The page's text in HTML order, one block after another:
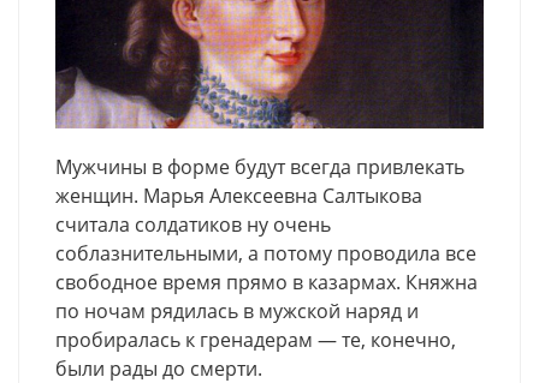
Мужчины в форме будут всегда привлекать
женщин. Марья Алексеевна Салтыкова
считала солдатиков ну очень
соблазнительными, а потому проводила все
свободное время прямо в казармах. Княжна
по ночам рядилась в мужской наряд и
пробиралась к гренадерам — те, конечно,
были рады до смерти.